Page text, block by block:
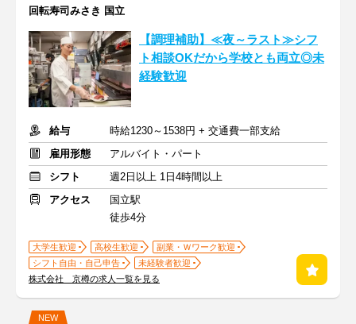
回転寿司みさき 国立
【調理補助】≪夜～ラスト≫シフ
ト相談OKだから学校とも両立◎未
経験歓迎
給与
時給1230～1538円 + 交通費一部支給
雇用形態
アルバイト・パート
シフト
週2日以上 1日4時間以上
アクセス
国立駅
徒歩4分
大学生歓迎 高校生歓迎
副業・Ｗワーク歓迎
シフト自由・自己申告
未経験者歓迎
株式会社 京樽の求人一覧を見る
NEW